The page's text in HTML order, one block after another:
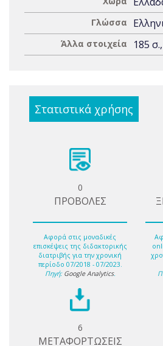
Γλώσσα
Άλλα στοιχεία 185
Στατιστικά χρήσης
0
ΠΡΟΒΟΛΕΣ
Αφορά στις μοναδικές
επισκέψεις της διδακτορικής
διατριβής για την χρονική
περίοδο 07/2018 - 07/2023.
Πηγή: Google Analytics.
6
ΜΕΤΑΦΟΡΤΩΣΕΙΣ